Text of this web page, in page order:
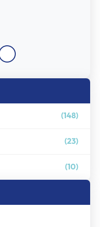
(148)
(23)
(10)